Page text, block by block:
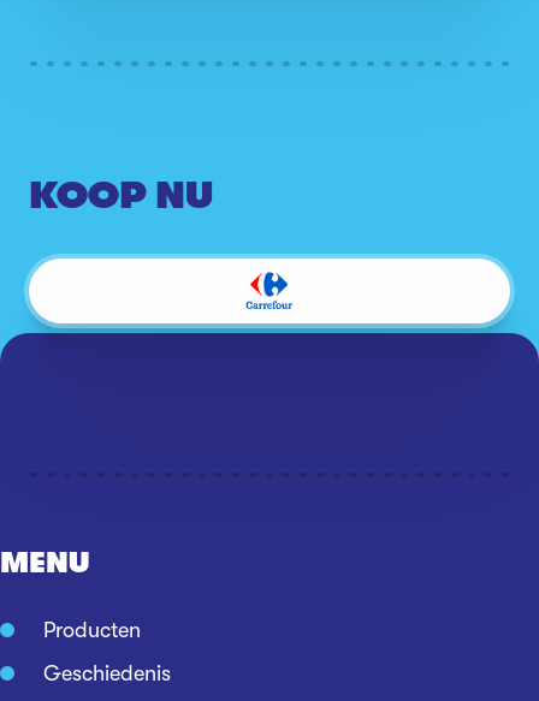
KOOP NU
MENU
Producten
Geschiedenis